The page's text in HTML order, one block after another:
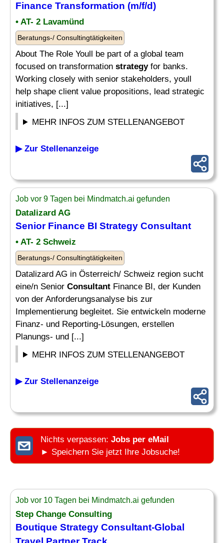
Finance Transformation (m/f/d)
• AT- 2 Lavamünd
Beratungs-/ Consultingtätigkeiten
About The Role Youll be part of a global team
focused on transformation strategyfor banks.
Working closely with senior stakeholders, youll
help shape client value propositions, lead strategic
initiatives, [...]
MEHR INFOS ZUM STELLENANGEBOT
▶ Zur Stellenanzeige
Job vor 9 Tagen bei Mindmatch.ai gefunden
Datalizard AG
Senior Finance BI Strategy Consultant
• AT- 2 Schweiz
Beratungs-/ Consultingtätigkeiten
Datalizard AG in Österreich/ Schweiz region sucht
eine/n Senior Consultant Finance BI, der Kunden
von der Anforderungsanalyse bis zur
Implementierung begleitet. Sie entwickeln moderne
Finanz- und Reporting-Lösungen, erstellen
Planungs- und [...]
MEHR INFOS ZUM STELLENANGEBOT
▶ Zur Stellenanzeige
Nichts verpassen: Jobs per eMail
► Speichern Sie jetzt Ihre Jobsuche!
Job vor 10 Tagen bei Mindmatch.ai gefunden
Step Change Consulting
Boutique Strategy Consultant-Global